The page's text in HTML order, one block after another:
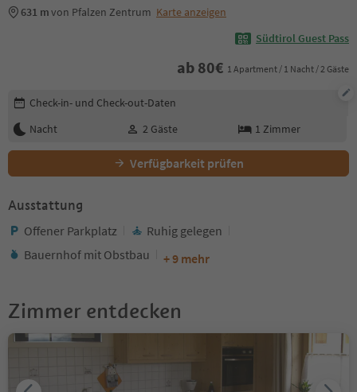
631 mvon Pfalzen Zentrum Karte anzeigen
Südtirol Guest Pass
ab 80€ 1 Apartment / 1 Nacht / 2 Gäste
Buchungsdetails bearbeiten
Check-in- und Check-out-Daten
Nacht
2 Gäste 1 Zimmer
Verfügbarkeit prüfen
Ausstattung
Offener Parkplatz
Ruhig gelegen
Bauernhof mit Obstbau
+ 9 mehr
Zimmer entdecken